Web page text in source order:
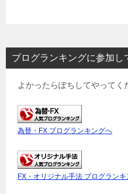
ブログランキングに参加し
よかったらぽちしてやってく
為替・FX ブログランキングへ
FX・オリジナル手法 ブログラン